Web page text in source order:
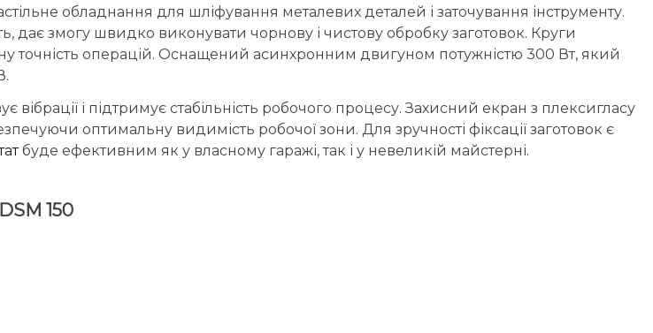
обладнання для шліфування металевих деталей і заточування інструменту.
дає змогу швидко виконувати чорнову і чистову обробку заготовок. Круги
точність операцій. Оснащений асинхронним двигуном потужністю 300 Вт, який
і підтримує стабільність робочого процесу. Захисний екран з плексигласу
оптимальну видимість робочої зони. Для зручності фіксації заготовок є
буде ефективним як у власному гаражі, так і у невеликій майстерні.
150